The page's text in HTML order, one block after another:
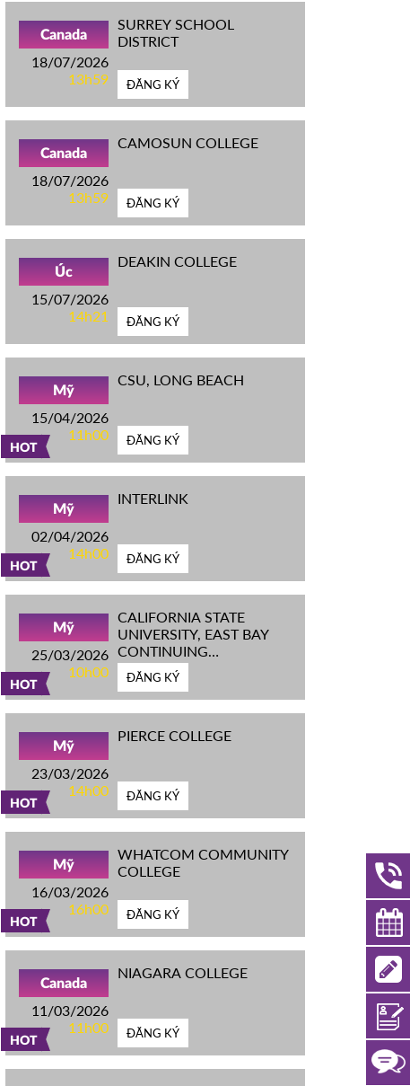
Canada
18/07/2026
13h59
SURREY SCHOOL
DISTRICT
ĐĂNG KÝ
Canada
18/07/2026
13h59
CAMOSUN COLLEGE
ĐĂNG KÝ
Úc
15/07/2026
14h21
DEAKIN COLLEGE
ĐĂNG KÝ
HOT
Mỹ
15/04/2026
11h00
CSU, LONG BEACH
ĐĂNG KÝ
HOT
Mỹ
02/04/2026
14h00
INTERLINK
ĐĂNG KÝ
HOT
Mỹ
25/03/2026
10h00
CALIFORNIA STATE
UNIVERSITY, EAST BAY
CONTINUING
EDUCATION
ĐĂNG KÝ
HOT
Mỹ
23/03/2026
14h00
PIERCE COLLEGE
ĐĂNG KÝ
HOT
Mỹ
16/03/2026
16h00
WHATCOM COMMUNITY
COLLEGE
ĐĂNG KÝ
HOT
Canada
11/03/2026
11h00
NIAGARA COLLEGE
ĐĂNG KÝ